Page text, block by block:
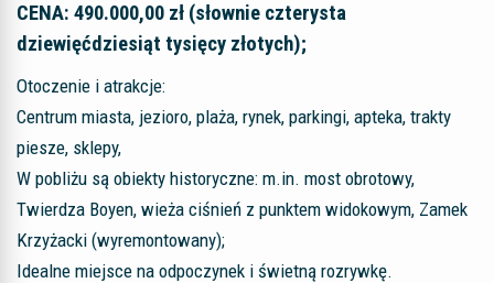
CENA: 490.000,00 zł (słownie czterysta
dziewięćdziesiąt tysięcy złotych);
Otoczenie i atrakcje:
Centrum miasta, jezioro, plaża, rynek, parkingi, apteka, trakty
piesze, sklepy,
W pobliżu są obiekty historyczne: m.in. most obrotowy,
Twierdza Boyen, wieża ciśnień z punktem widokowym, Zamek
Krzyżacki (wyremontowany);
Idealne miejsce na odpoczynek i świetną rozrywkę.